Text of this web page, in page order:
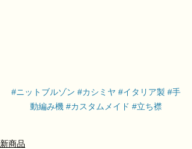
#ニットブルゾン #カシミヤ #イタリア製 #手
動編み機 #カスタムメイド #立ち襟
新商品